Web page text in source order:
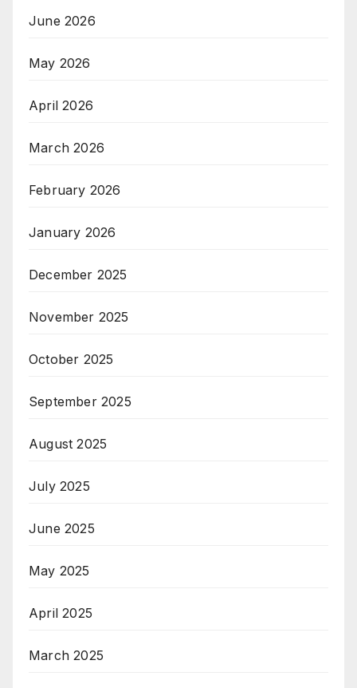
June 2026
May 2026
April 2026
March 2026
February 2026
January 2026
December 2025
November 2025
October 2025
September 2025
August 2025
July 2025
June 2025
May 2025
April 2025
March 2025